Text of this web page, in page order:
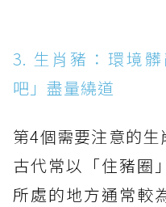
3. 生肖豬：環境
吧」盡量繞道
第4個需要注意的生
古代常以「住豬圈
所處的地方通常較